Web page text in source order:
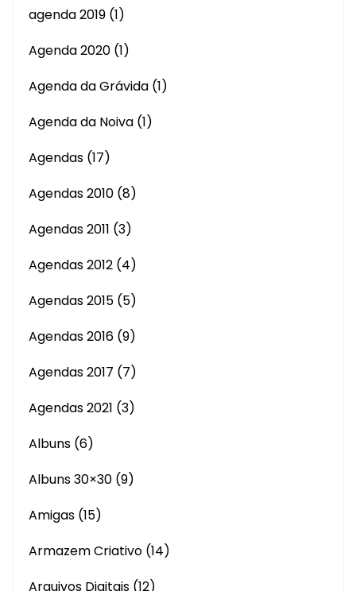
agenda 2019 (1)
Agenda 2020 (1)
Agenda da Grávida (1)
Agenda da Noiva (1)
Agendas (17)
Agendas 2010 (8)
Agendas 2011 (3)
Agendas 2012 (4)
Agendas 2015 (5)
Agendas 2016 (9)
Agendas 2017 (7)
Agendas 2021 (3)
Albuns (6)
Albuns 30×30 (9)
Amigas (15)
Armazem Criativo (14)
Arquivos Digitais (12)